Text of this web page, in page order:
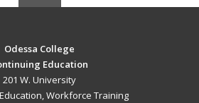
Odessa College
Education
201 W. University
Workforce Training